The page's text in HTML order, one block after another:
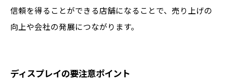
信頼を得ることができる店舗になることで、売り上げの
向上や会社の発展につながります。
ディスプレイの要注意ポイント